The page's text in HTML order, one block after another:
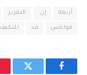
أربعة إن. التقرير
فولكس قد للتكيف
فيسبوك تويتر